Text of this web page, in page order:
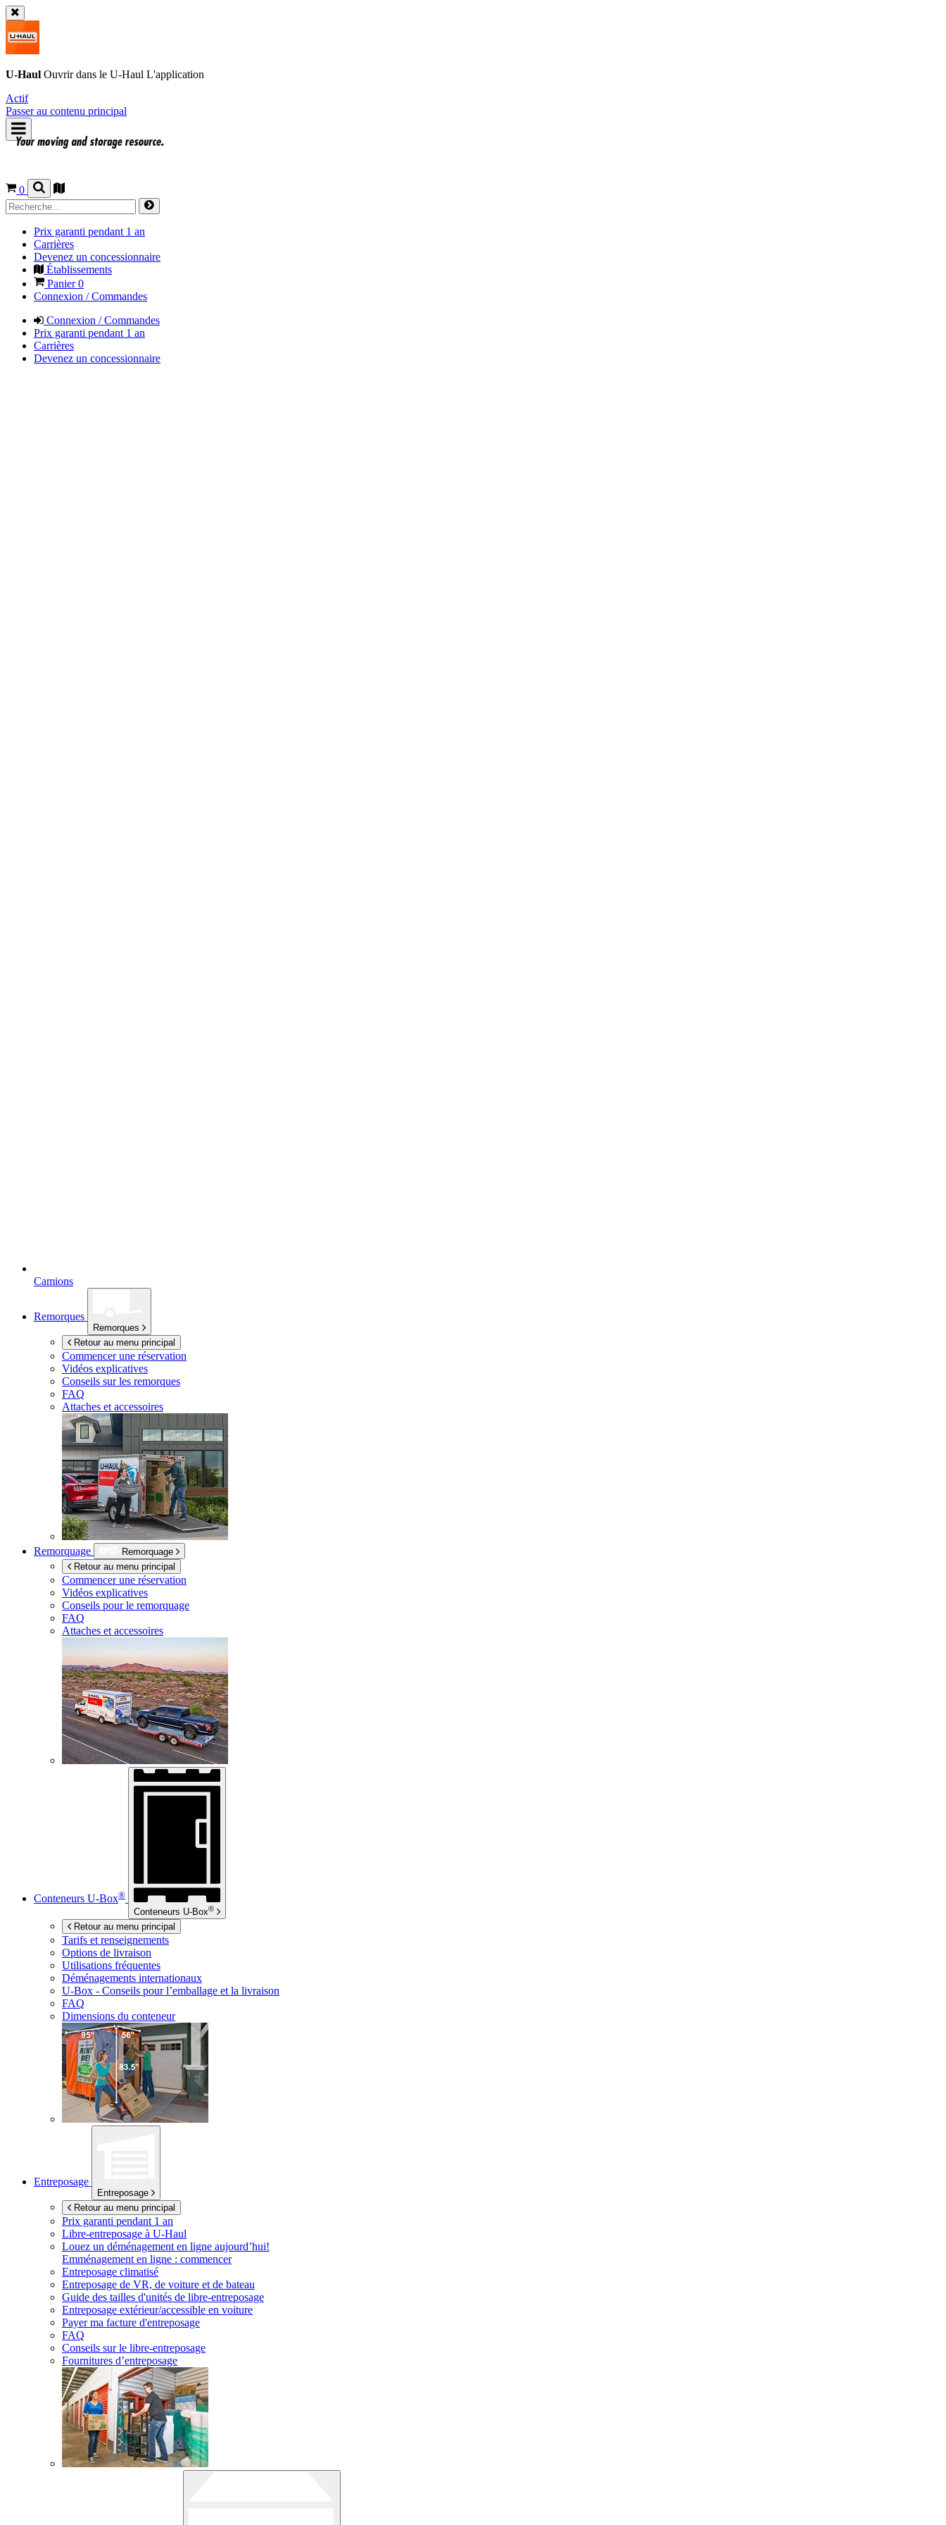
U-Haul Ouvrir dans le U-Haul L'application
Actif
Passer au contenu principal
0
Prix garanti pendant 1 an
Carrières
Devenez un concessionnaire
Établissements
Panier0
Connexion / Commandes
Connexion / Commandes
Prix garanti pendant 1 an
Carrières
Devenez un concessionnaire
Camions
Remorques
Remorques
Retour au menu principal
Commencer une réservation
Vidéos explicatives
Conseils sur les remorques
FAQ
Attaches et accessoires
Remorquage
Remorquage
Retour au menu principal
Commencer une réservation
Vidéos explicatives
Conseils pour le remorquage
FAQ
Attaches et accessoires
Conteneurs U-Box®
Conteneurs U-Box®
Retour au menu principal
Tarifs et renseignements
Options de livraison
Utilisations fréquentes
Déménagements internationaux
U-Box - Conseils pour l’emballage et la livraison
FAQ
Dimensions du conteneur
Entreposage
Entreposage
Retour au menu principal
Prix garanti pendant 1 an
Libre-entreposage à U-Haul
Louez un déménagement en ligne aujourd’hui!
Emménagement en ligne : commencer
Entreposage climatisé
Entreposage de VR, de voiture et de bateau
Guide des tailles d'unités de libre-entreposage
Entreposage extérieur/accessible en voiture
Payer ma facture d'entreposage
FAQ
Conseils sur le libre-entreposage
Fournitures d’entreposage